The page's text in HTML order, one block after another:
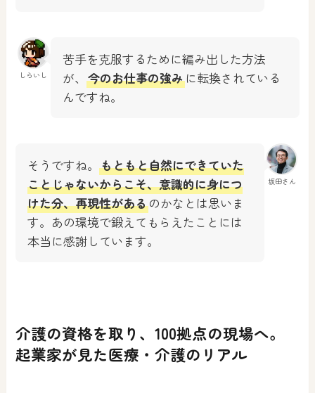
しらいし
苦手を克服するために編み出した方法
が、今のお仕事の強みに転換されている
んですね。
坂田さん
そうですね。もともと自然にできていた
ことじゃないからこそ、意識的に身につ
けた分、再現性があるのかなとは思いま
す。あの環境で鍛えてもらえたことには
本当に感謝しています。
介護の資格を取り、100拠点の現場へ。
起業家が見た医療・介護のリアル